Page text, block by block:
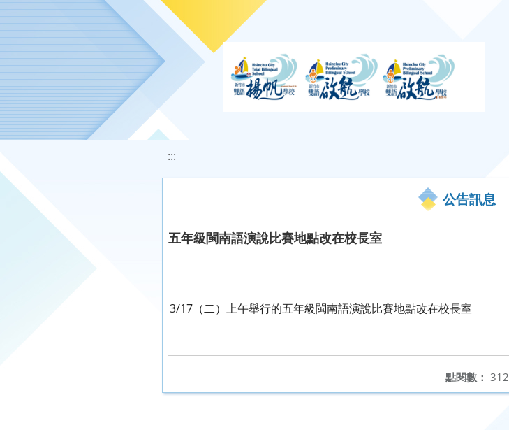
移至網頁之主要內容區位置
:::
公告訊息
五年級閩南語演說比賽地點改在校長室
3/17（二）上午舉行的五年級閩南語演說比賽地點改在校長室
點閱數： 312